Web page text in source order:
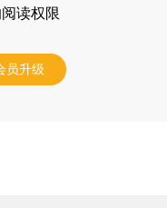
读权限
员升级